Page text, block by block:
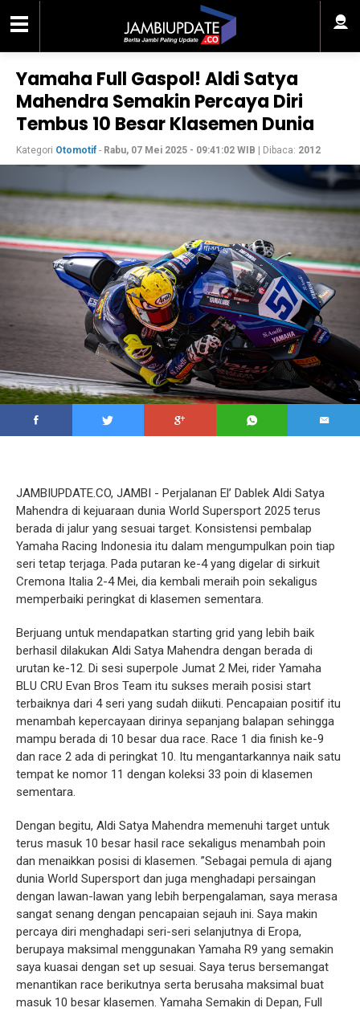
Yamaha Full Gaspol! Aldi Satya
Mahendra Semakin Percaya Diri
Tembus 10 Besar Klasemen Dunia
Kategori Otomotif - Rabu, 07 Mei 2025 - 09:41:02 WIB | Dibaca: 2012
JAMBIUPDATE.CO, JAMBI - Perjalanan El’ Dablek Aldi Satya
Mahendra di kejuaraan dunia World Supersport 2025 terus
berada di jalur yang sesuai target. Konsistensi pembalap
Yamaha Racing Indonesia itu dalam mengumpulkan poin tiap
seri tetap terjaga. Pada putaran ke-4 yang digelar di sirkuit
Cremona Italia 2-4 Mei, dia kembali meraih poin sekaligus
memperbaiki peringkat di klasemen sementara.
Berjuang untuk mendapatkan starting grid yang lebih baik
berhasil dilakukan Aldi Satya Mahendra dengan berada di
urutan ke-12. Di sesi superpole Jumat 2 Mei, rider Yamaha
BLU CRU Evan Bros Team itu sukses meraih posisi start
terbaiknya dari 4 seri yang sudah diikuti. Pencapaian positif itu
menambah kepercayaan dirinya sepanjang balapan sehingga
mampu berada di 10 besar dua race. Race 1 dia finish ke-9
dan race 2 ada di peringkat 10. Itu mengantarkannya naik satu
tempat ke nomor 11 dengan koleksi 33 poin di klasemen
sementara.
Dengan begitu, Aldi Satya Mahendra memenuhi target untuk
terus masuk 10 besar hasil race sekaligus menambah poin
dan menaikkan posisi di klasemen. ”Sebagai pemula di ajang
dunia World Supersport dan juga menghadapi persaingan
dengan lawan-lawan yang lebih berpengalaman, saya merasa
sangat senang dengan pencapaian sejauh ini. Saya makin
percaya diri menghadapi seri-seri selanjutnya di Eropa,
berupaya maksimal menggunakan Yamaha R9 yang semakin
saya kuasai dengan set up sesuai. Saya terus bersemangat
menantikan race berikutnya serta berusaha maksimal buat
masuk 10 besar klasemen. Yamaha Semakin di Depan, Full